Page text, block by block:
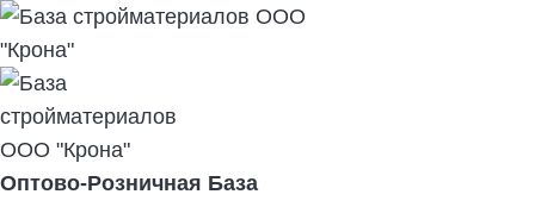
Оптово-Розничная База